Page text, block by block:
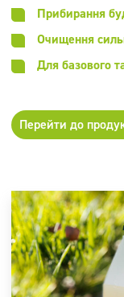
Прибирання
Очищення
Для базового
Перейти до